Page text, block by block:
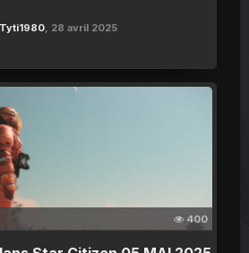
Tyti1980, 28 avril 2025
400